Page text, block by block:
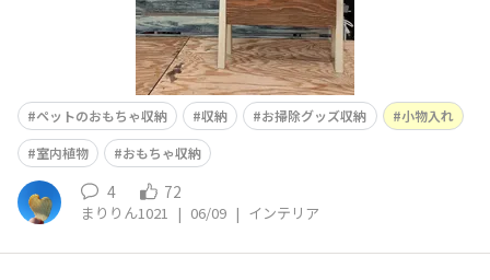
ペットのおもちゃ収納 収納 お掃除グッズ収納
小物入れ
室内植物
おもちゃ収納
4 72
まりりん1021 | 06/09 | インテリア